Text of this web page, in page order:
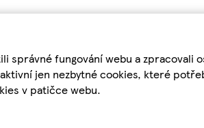
správné fungování webu a
jen nezbytné cookies, které
v patičce webu.